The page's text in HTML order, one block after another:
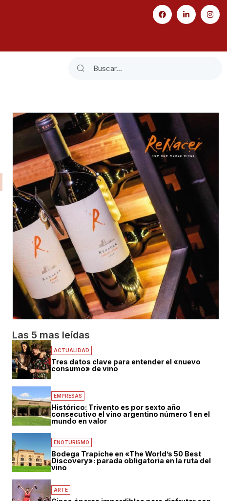
Las 5 mas leídas
ACTUALIDAD
Tres datos clave para entender el «nuevo
consumo» de vino
EMPRESAS
Histórico: Trivento es por sexto año
consecutivo el vino argentino número 1 en el
mundo en valor
ENOTURISMO
Bodega Trapiche en «The World’s 50 Best
Discovery»: parada obligatoria en la ruta del
vino
ARTE